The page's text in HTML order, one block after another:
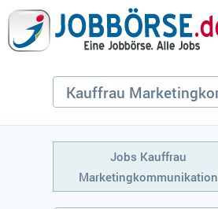
Jobs Kauffrau
Marketingkommunikation